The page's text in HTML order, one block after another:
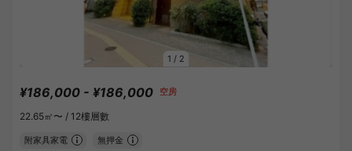
1 / 2
¥186,000 - ¥186,000 空房
22.65㎡〜 / 12樓層數
附家具家電 無押金